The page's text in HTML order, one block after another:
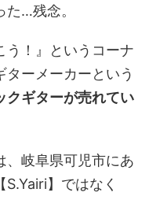
…残念。
う！』というコーナ
ーメーカーという
クギターが売れてい
、岐阜県可児市にあ
】ではなく